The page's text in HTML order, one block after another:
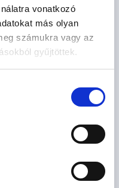
vonatkozó
más olyan
számukra vagy az
gyűjtöttek.